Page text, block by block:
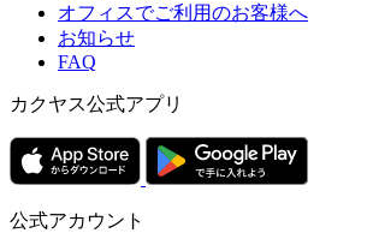
オフィスでご利用のお客様へ
お知らせ
FAQ
カクヤス公式アプリ
公式アカウント